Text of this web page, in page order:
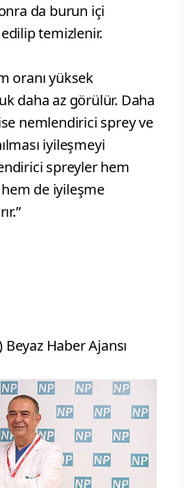
da burun içi
temizlenir.
oranı yüksek
daha az görülür. Daha
nemlendirici sprey ve
iyileşmeyi
spreyler hem
de iyileşme
Beyaz Haber Ajansı